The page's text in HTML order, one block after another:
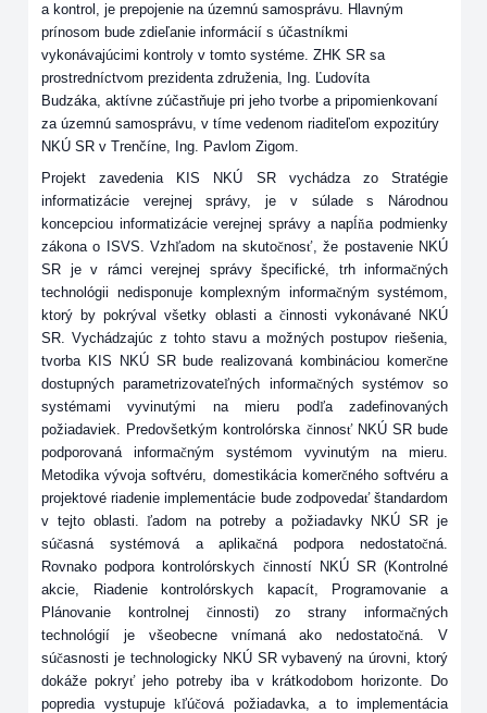
a kontrol, je prepojenie na územnú samosprávu. Hlavným
prínosom bude zdieľanie informácií s účastníkmi
vykonávajúcimi kontroly v tomto systéme. ZHK SR sa
prostredníctvom prezidenta združenia, Ing. Ľudovíta
Budzáka, aktívne zúčastňuje pri jeho tvorbe a pripomienkovaní
za územnú samosprávu, v tíme vedenom riaditeľom expozitúry
NKÚ SR v Trenčíne, Ing. Pavlom Zigom.
Projekt zavedenia KIS NKÚ SR vychádza zo Stratégie
informatizácie verejnej správy, je v súlade s Národnou
koncepciou informatizácie verejnej správy a napĺňa podmienky
zákona o ISVS.Vzhľadom na skutočnosť, že postavenie NKÚ
SR je v rámci verejnej správy špecifické, trh informačných
technológii nedisponuje komplexným informačným systémom,
ktorý by pokrýval všetky oblasti a činnosti vykonávané NKÚ
SR. Vychádzajúc z tohto stavu a možných postupov riešenia,
tvorba KIS NKÚ SR bude realizovaná kombináciou komerčne
dostupných parametrizovateľných informačných systémov so
systémami vyvinutými na mieru podľa zadefinovaných
požiadaviek. Predovšetkým kontrolórska činnosť NKÚ SR bude
podporovaná informačným systémom vyvinutým na mieru.
Metodika vývoja softvéru, domestikácia komerčného softvéru a
projektové riadenie implementácie bude zodpovedaťštandardom
v tejto oblasti.ľadom na potreby a požiadavky NKÚ SR je
súčasná systémová a aplikačná podpora nedostatočná.
Rovnako podpora kontrolórskych činností NKÚ SR (Kontrolné
akcie, Riadenie kontrolórskych kapacít, Programovanie a
Plánovanie kontrolnej činnosti) zo strany informačných
technológií je všeobecne vnímaná ako nedostatočná. V
súčasnosti je technologicky NKÚ SR vybavený na úrovni, ktorý
dokáže pokryť jeho potreby iba v krátkodobom horizonte.
Do
popredia vystupuje kľúčová požiadavka, a to implementácia